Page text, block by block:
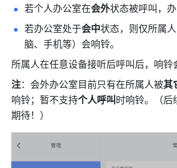
若个人办公室在会外状态被呼叫，
若办公室处于会中状态，则仅所属
脑、手机等）会响铃。
所属人在任意设备接听后呼叫后，响铃
注：会外办公室目前只有在所属人被其
响铃；暂不支持个人呼叫时响铃。（后
期待！）